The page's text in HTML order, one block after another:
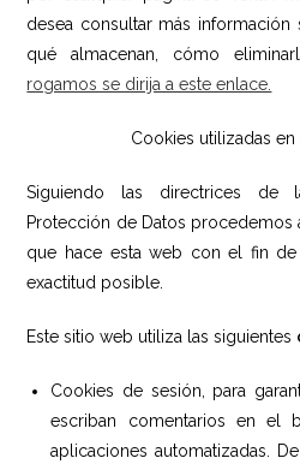
desea consultar más información
qué almacenan, cómo
rogamos se dirija a este enlace.
Cookies utilizadas
Siguiendo las directrices de
Protección de Datos procedemos
que hace esta web con el fin
exactitud posible.
Este sitio web utiliza las siguientes
Cookies de sesión, para
escriban comentarios en el
aplicaciones automatizadas.